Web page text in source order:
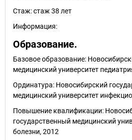
Стаж:стаж 38 лет
Информация:
Образование.
Базовое образование:
медицинский университет
Ординатура: Новосибирский
медицинский университет
Повышение квалификации:
государственный медицинский
болезни, 2012